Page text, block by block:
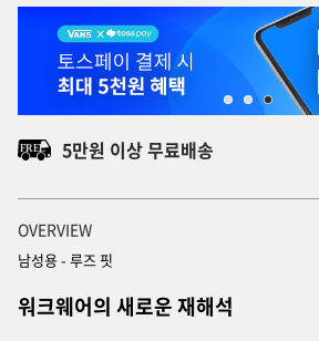
5만원 이상 무료배송
OVERVIEW
남성용 - 루즈 핏
워크웨어의 새로운 재해석